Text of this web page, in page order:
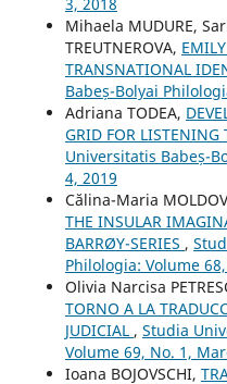
3, 2018
Mihaela MUDURE,
TREUTNEROVA,
TRANSNATIONAL
Babeș-Bolyai
Adriana TODEA,
GRID FOR LISTENING
Universitatis Babeș-
4, 2019
Călina-Maria
THE INSULAR
BARRØY-SERIES ,
Philologia: Volume
Olivia Narcisa
TORNO A LA
JUDICIAL , Studia
Volume 69, No. 1,
Ioana BOJOVSCHI,